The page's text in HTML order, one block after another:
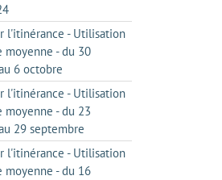
l'itinérance - Utilisation
- du 30
6 octobre
l'itinérance - Utilisation
- du 23
29 septembre
l'itinérance - Utilisation
- du 16